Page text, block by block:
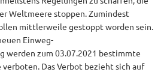
Weltmeere stoppen. Zumindest
mittlerweile gestoppt worden sein.
Einweg-
werden zum 03.07.2021 bestimmte
Das Verbot bezieht sich auf